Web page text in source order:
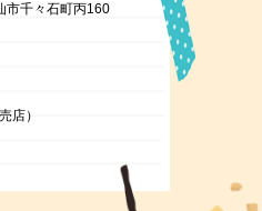
市千々石町丙160
店）